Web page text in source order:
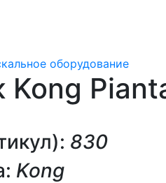
оборудование
Kong
830
Kong